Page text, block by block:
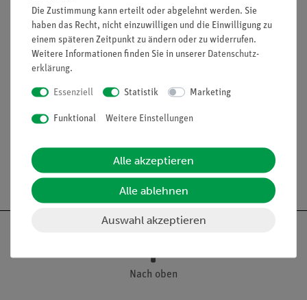
Anschauliche Demonstration dank großer Geräte
Einfacher und stabiler Aufbau
Lieferumfang
Media / Downloads
Versandkostenfrei ab 300,- €
Nach oben
Die Zustimmung kann erteilt oder abgelehnt werden. Sie
haben das Recht, nicht einzuwilligen und die Einwilligung zu
einem späteren Zeitpunkt zu ändern oder zu widerrufen.
Weitere Informationen finden Sie in unserer Daten­schutz­
erklärung.
Essenziell Statistik Marketing
Funktional Weitere Einstellungen
Alle akzeptieren
Alle ablehnen
Auswahl akzeptieren